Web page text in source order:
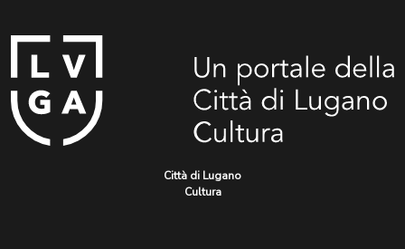
Città di Lugano
Cultura